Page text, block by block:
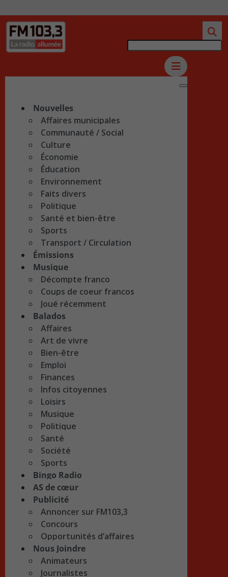
Nouvelles
Affaires municipales
Communauté / Social
Culture
Économie
Éducation
Environnement
Faits divers
Politique
Santé et bien-être
Sports
Transport / Circulation
Émissions
Musique
Décompte franco
Coups de coeur francos
Joué récemment
Balados
Affaires
Art de vivre
Bien-être
Emploi
Finances
Infos citoyennes
Loisirs
Musique
Politique
Santé
Société
Sports
Bingo Radio
AS de cœur
Publicité
Annoncer sur FM103,3
Concours
Opportunités d’affaires
Nous Joindre
Animateurs
Journalistes